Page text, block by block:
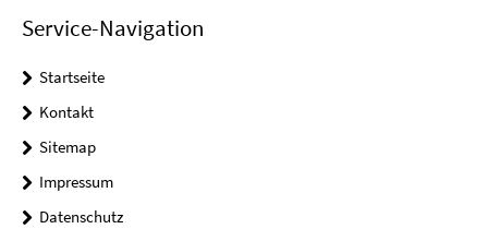
Service-Navigation
Startseite
Kontakt
Sitemap
Impressum
Datenschutz